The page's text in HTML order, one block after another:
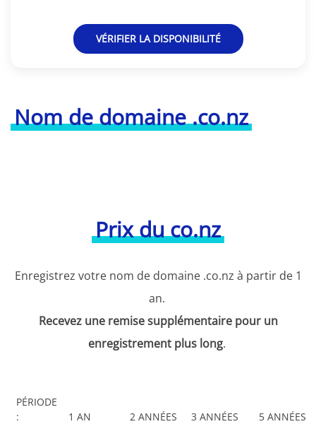
Nom de domaine .co.nz
VÉRIFIER LA DISPONIBILITÉ
Prix du co.nz
Enregistrez votre nom de domaine .co.nz à partir de 1
an.
Recevez une remise supplémentaire pour un
enregistrement plus long.
PÉRIODE
:
1 AN 2 ANNÉES 3 ANNÉES 5 ANNÉES